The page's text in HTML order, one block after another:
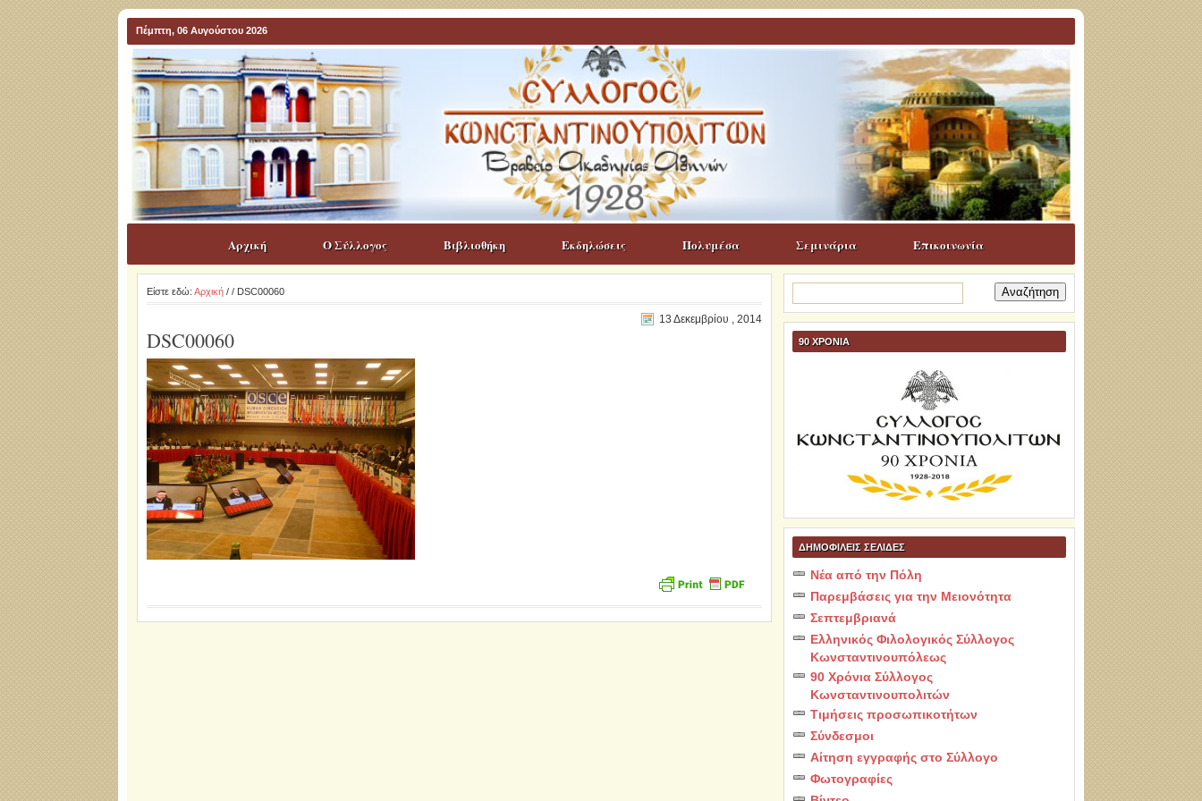
Πέμπτη, 06 Αυγούστου 2026
Αρχική Ο Σύλλογος Βιβλιοθήκη Εκδηλώσεις Πολυμέσα Σεμινάρια Επικοινωνία
Είστε εδώ: Αρχική/ / DSC00060
13 Δεκεμβρίου , 2014
DSC00060
για:
90 ΧΡΟΝΙΑ
ΔΗΜΟΦΙΛΕΙΣ ΣΕΛΙΔΕΣ
Νέα από την Πόλη
Παρεμβάσεις για την Μειονότητα
Σεπτεμβριανά
Ελληνικός Φιλολογικός Σύλλογος
Κωνσταντινουπόλεως
90 Χρόνια Σύλλογος
Κωνσταντινουπολιτών
Τιμήσεις προσωπικοτήτων
Σύνδεσμοι
Αίτηση εγγραφής στο Σύλλογο
Φωτογραφίες